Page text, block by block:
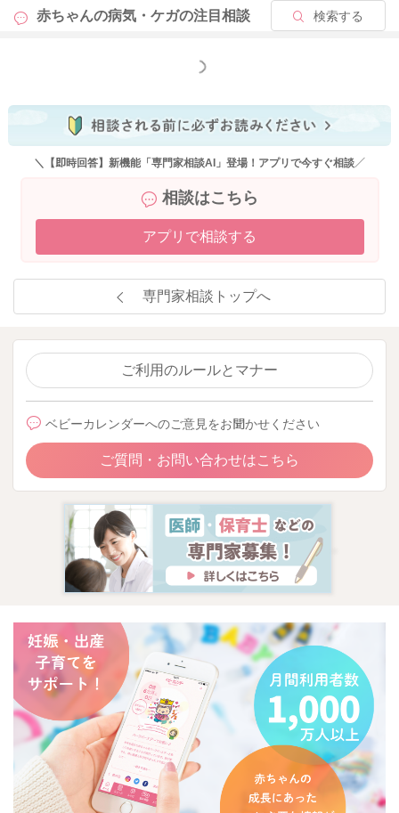
赤ちゃんの病気・ケガの注目相談 検索する
もっと見る
＼【即時回答】新機能「専門家相談AI」登場！アプリで今すぐ相談／
相談はこちら
アプリで相談する
専門家相談トップへ
ご利用のルールとマナー
ベビーカレンダーへのご意見をお聞かせください
ご質問・お問い合わせはこちら